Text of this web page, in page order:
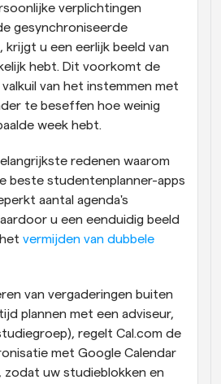
verplichtingen
gesynchroniseerde
krijgt u een eerlijk beeld van
hebt. Dit voorkomt de
van het instemmen met
te beseffen hoe weinig
week hebt.
redenen waarom
beste studentenplanner-apps
aantal agenda's
u een eenduidig beeld
vermijden van dubbele
van vergaderingen buiten
plannen met een adviseur,
regelt Cal.com de
met Google Calendar
zodat uw studieblokken en